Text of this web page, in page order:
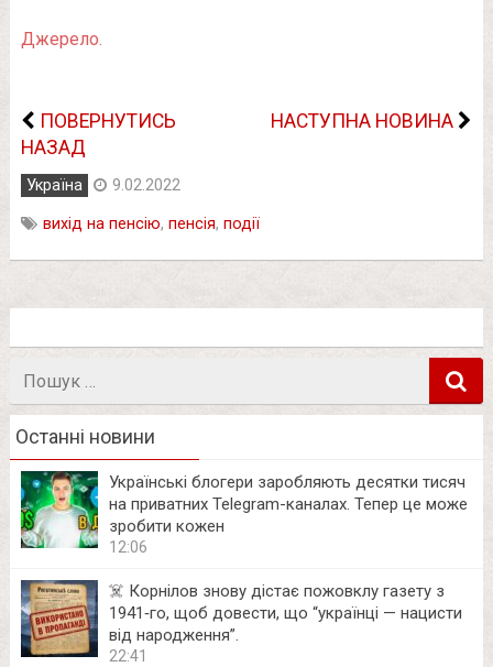
Джерело.
ПОВЕРНУТИСЬ
НАЗАД
НАСТУПНА НОВИНА
Україна 9.02.2022
вихід на пенсію, пенсія, події
Останні новини
Українські блогери заробляють десятки тисяч
на приватних Telegram-каналах. Тепер це може
зробити кожен
12:06
☠️ Корнілов знову дістає пожовклу газету з
1941‑го, щоб довести, що “українці — нацисти
від народження”.
22:41